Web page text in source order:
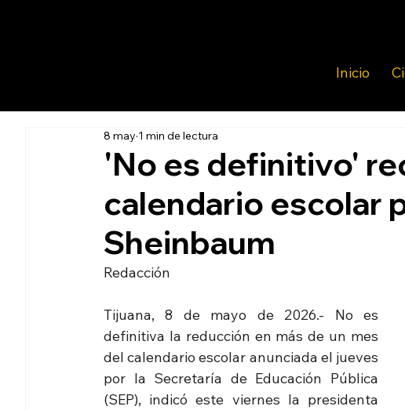
Inicio
'No es definitivo'
calendario escolar
Sheinbaum
8 may 1 min de lectura
Redacción
Tijuana, 8 de mayo de 2026.- No es
definitiva la reducción en más de un mes
del calendario escolar anunciada el jueves
por la Secretaría de Educación Pública
(SEP), indicó este viernes la presidenta